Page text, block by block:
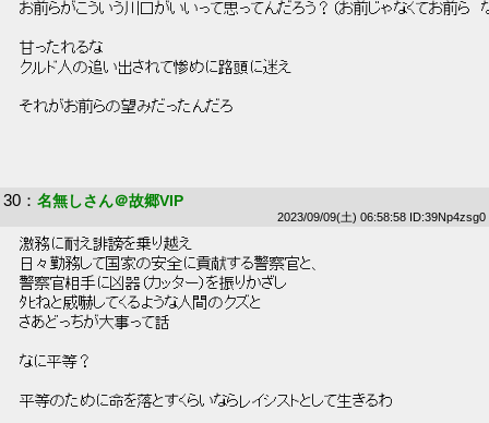
お前らがこういう川口がいいって思ってんだろう？（お前じゃなくてお前ら　
甘ったれるな
クルド人の追い出されて惨めに路頭に迷え
それがお前らの望みだったんだろ
30 ： 名無しさん＠故郷VIP
2023/09/09(土) 06:58:58 ID:39Np4zsg0
激務に耐え誹謗を乗り越え
日々勤務して国家の安全に貢献する警察官と、
警察官相手に凶器（カッター）を振りかざし
ﾀﾋねと威嚇してくるような人間のクズと
さあどっちが大事って話
なに平等？
平等のために命を落とすくらいならレイシストとして生きるわ